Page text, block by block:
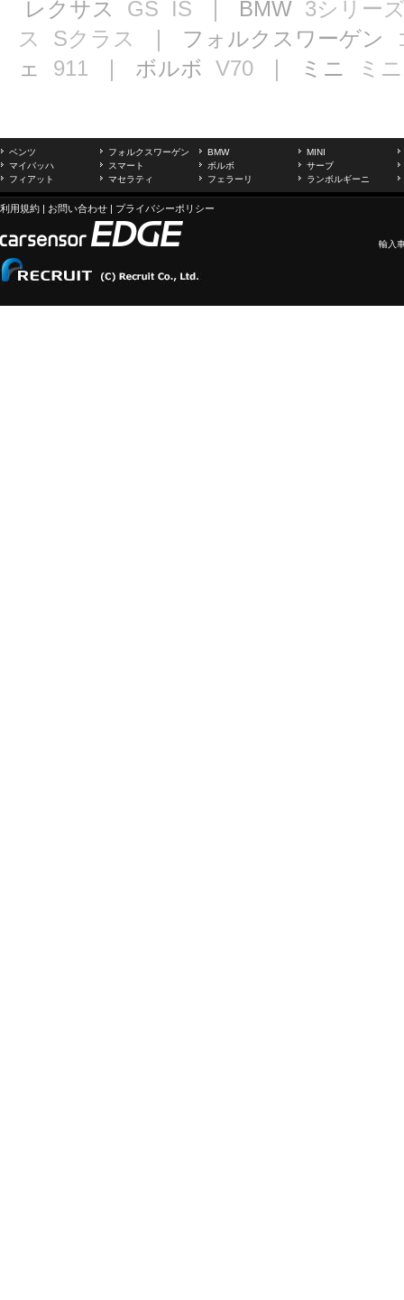
レクサス GS IS ｜ BMW 3シリー
ス
Sクラス ｜ フォルクスワーゲン
ェ 911 ｜ ボルボ V70 ｜ ミニ ミニ
ベンツ フォルクスワーゲン BMW
MINI
マイバッハ
スマート ボルボ
サーブ
フィアット
マセラティ フェラーリ ランボルギーニ
利用規約 | お問い合わせ | プライバシーポリシー
輸入